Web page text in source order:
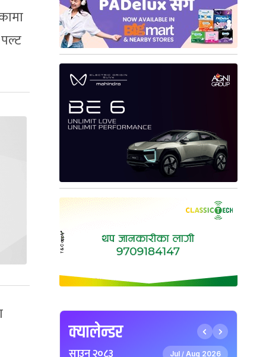
क्यालेन्डर
Jul / Aug 2026